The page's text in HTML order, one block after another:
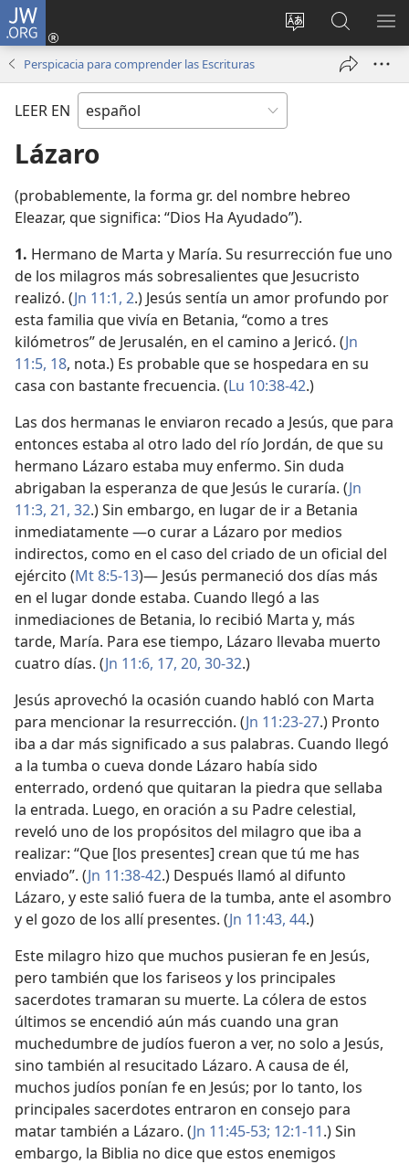
JW.ORG
Cambiar
del sitio
Iniciar
sesión
nueva
en
jw.org
Perspicacia para comprender las Escrituras
LEER EN
Lázaro
(probablemente, la forma gr. del nombre hebreo
Eleazar, que significa: “Dios Ha Ayudado”).
1. Hermano de Marta y María. Su resurrección fue uno
de los milagros más sobresalientes que Jesucristo
realizó. (Jn 11:1, 2.) Jesús sentía un amor profundo por
esta familia que vivía en Betania, “como a tres
kilómetros” de Jerusalén, en el camino a Jericó. (Jn
11:5, 18, nota.) Es probable que se hospedara en su
casa con bastante frecuencia. (Lu 10:38-42.)
Las dos hermanas le enviaron recado a Jesús, que para
entonces estaba al otro lado del río Jordán, de que su
hermano Lázaro estaba muy enfermo. Sin duda
abrigaban la esperanza de que Jesús le curaría. (Jn
11:3, 21, 32.) Sin embargo, en lugar de ir a Betania
inmediatamente —o curar a Lázaro por medios
indirectos, como en el caso del criado de un oficial del
ejército (Mt 8:5-13)— Jesús permaneció dos días más
en el lugar donde estaba. Cuando llegó a las
inmediaciones de Betania, lo recibió Marta y, más
tarde, María. Para ese tiempo, Lázaro llevaba muerto
cuatro días. (Jn 11:6, 17, 20, 30-32.)
Jesús aprovechó la ocasión cuando habló con Marta
para mencionar la resurrección. (Jn 11:23-27.) Pronto
iba a dar más significado a sus palabras. Cuando llegó
a la tumba o cueva donde Lázaro había sido
enterrado, ordenó que quitaran la piedra que sellaba
la entrada. Luego, en oración a su Padre celestial,
reveló uno de los propósitos del milagro que iba a
realizar: “Que [los presentes] crean que tú me has
enviado”. (Jn 11:38-42.) Después llamó al difunto
Lázaro, y este salió fuera de la tumba, ante el asombro
y el gozo de los allí presentes. (Jn 11:43, 44.)
Este milagro hizo que muchos pusieran fe en Jesús,
pero también que los fariseos y los principales
sacerdotes tramaran su muerte. La cólera de estos
últimos se encendió aún más cuando una gran
muchedumbre de judíos fueron a ver, no solo a Jesús,
sino también al resucitado Lázaro. A causa de él,
muchos judíos ponían fe en Jesús; por lo tanto, los
principales sacerdotes entraron en consejo para
matar también a Lázaro. (Jn 11:45-53; 12:1-11.) Sin
embargo, la Biblia no dice que estos enemigos